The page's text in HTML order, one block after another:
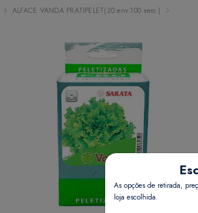
ALFACE VANDA PRATIPELET(20 env.100 sem.)
As opções de retirada,
loja escolhida.